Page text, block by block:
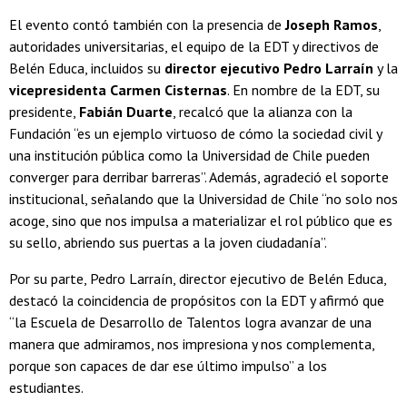
El evento contó también con la presencia deJoseph Ramos,
autoridades universitarias, el equipo de la EDT y directivos de
Belén Educa, incluidos su director ejecutivo Pedro Larraín y la
vicepresidenta Carmen Cisternas. En nombre de la EDT, su
presidente, Fabián Duarte, recalcó que la alianza con la
Fundación “es un ejemplo virtuoso de cómo la sociedad civil y
una institución pública como la Universidad de Chile pueden
converger para derribar barreras”. Además, agradeció el soporte
institucional, señalando que la Universidad de Chile “no solo nos
acoge, sino que nos impulsa a materializar el rol público que es
su sello, abriendo sus puertas a la joven ciudadanía”.
Por su parte, Pedro Larraín, director ejecutivo de Belén Educa,
destacó la coincidencia de propósitos con la EDT y afirmó que
“la Escuela de Desarrollo de Talentos logra avanzar de una
manera que admiramos, nos impresiona y nos complementa,
porque son capaces de dar ese último impulso” a los
estudiantes.